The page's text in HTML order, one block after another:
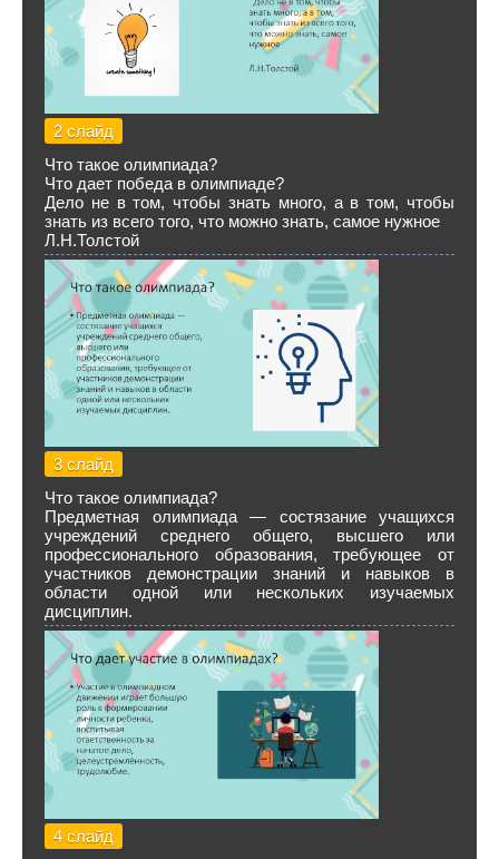
2 слайд
Что такое олимпиада?
Что дает победа в олимпиаде?
Дело не в том, чтобы знать много, а в том, чтобы
знать из всего того, что можно знать, самое нужное
Л.Н.Толстой
3 слайд
Что такое олимпиада?
Предметная олимпиада — состязание учащихся
учреждений среднего общего, высшего или
профессионального образования, требующее от
участников демонстрации знаний и навыков в
области одной или нескольких изучаемых
дисциплин.
4 слайд